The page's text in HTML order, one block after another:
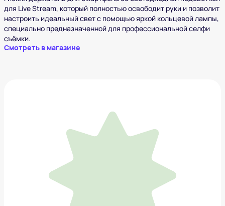
для Live Stream, который полностью освободит руки и позволит
настроить идеальный свет с помощью яркой кольцевой лампы,
специально предназначенной для профессиональной селфи
съёмки.
Смотреть в магазине